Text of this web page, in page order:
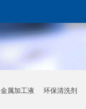
金属加工液 环保清洗剂